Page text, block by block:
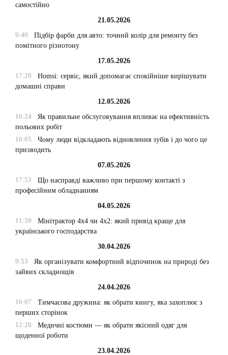
самостійно
21.05.2026
9:40
Підбір фарби для авто: точний колір для ремонту без
помітного різнотону
17.05.2026
17:20
Homsi: сервіс, який допомагає спокійніше вирішувати
домашні справи
12.05.2026
16:24
Як правильне обслуговування впливає на ефективність
польових робіт
16:05
Чому люди відкладають відновлення зубів і до чого це
призводить
07.05.2026
17:53
Що насправді важливо при першому контакті з
професійним обладнанням
04.05.2026
11:59
Мінітрактор 4х4 чи 4х2: який привід краще для
українського господарства
30.04.2026
9:53
Як організувати комфортний відпочинок на природі без
зайвих складнощів
24.04.2026
16:07
Тимчасова дружина: як обрати книгу, яка захоплює з
перших сторінок
12:20
Медичні костюми — як обрати якісний одяг для
щоденної роботи
23.04.2026